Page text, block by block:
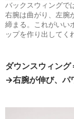
バックスウィングで
右腕は曲がり、左腕
締まる。これがいい
ップを作り出してく
ダウンスウィング
→右腕が伸び、パ